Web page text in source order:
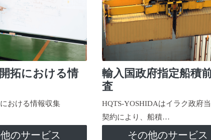
拓における情
おける情報収集
のサービス
輸入国政府指定船積
査
HQTS-YOSHIDAはイラク政府
契約により、船積…
その他のサービス